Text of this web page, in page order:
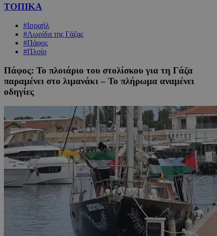
ΤΟΠΙΚΑ
#Ισραήλ
#Λωρίδα της Γάζας
#Πάφος
#Πλοίο
Πάφος: Το πλοιάριο του στολίσκου για τη Γάζα
παραμένει στο λιμανάκι – Το πλήρωμα αναμένει
οδηγίες